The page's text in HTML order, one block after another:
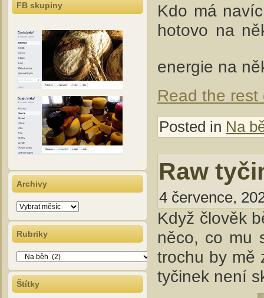
FB skupiny
Archivy
Archivy
Rubriky
Rubriky
Štítky
Kdo má
hotovo na
energie na
Read the
Posted in Na
Raw
4 července,
Když člověk
něco, co mu
trochu by mě
tyčinek není